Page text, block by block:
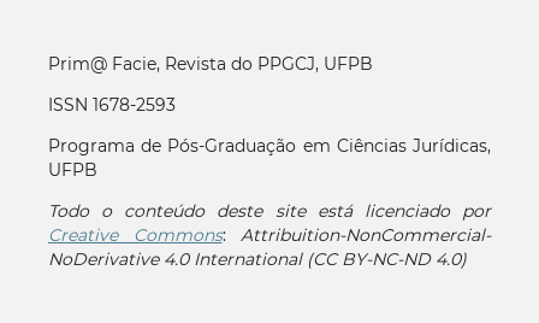
Prim@ Facie, Revista do PPGCJ, UFPB
ISSN 1678-2593
Programa de Pós-Graduação em Ciências Jurídicas,
UFPB
Todo o conteúdo deste site está licenciado por
Creative Commons:Attribuition-NonCommercial-
NoDerivative 4.0 International (CC BY-NC-ND 4.0)